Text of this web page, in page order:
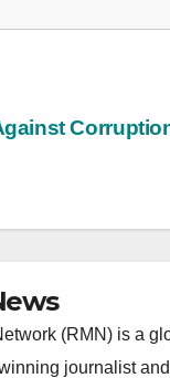
(RMN) is a
journalist